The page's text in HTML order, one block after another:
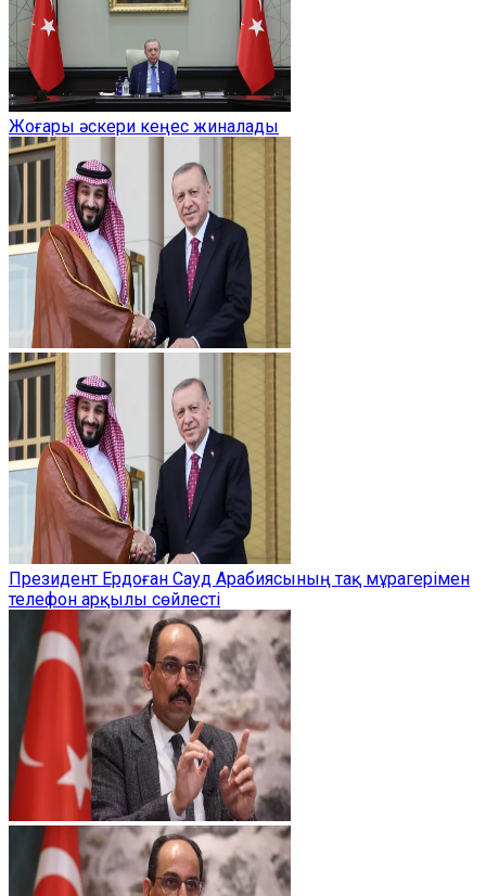
Жоғары әскери кеңес жиналады
Президент Ердоған Сауд Арабиясының тақ мұрагерімен
телефон арқылы сөйлесті